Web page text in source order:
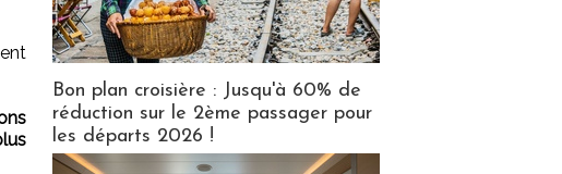
Bon plan croisière : Jusqu'à 60% de
réduction sur le 2ème passager pour
les départs 2026 !